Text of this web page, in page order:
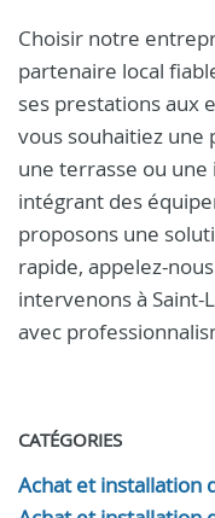
Choisir notre
partenaire local
ses prestations aux
vous souhaitiez
une terrasse ou
intégrant des
proposons une
rapide, appelez-
intervenons à
avec
CATÉGORIES
Achat et installation